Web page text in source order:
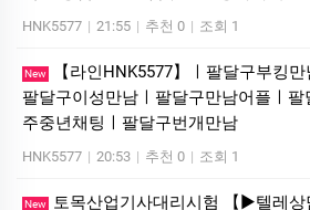
HNK5577 | 21:55 | 추천 0 | 조회 1
New
【라인HNK5577】ㅣ팔달구부킹
팔달구이성만남ㅣ팔달구만남어플ㅣ
주중년채팅ㅣ팔달구번개만남
HNK5577 | 20:53 | 추천 0 | 조회 1
New
토목산업기사대리시험 【▶텔레